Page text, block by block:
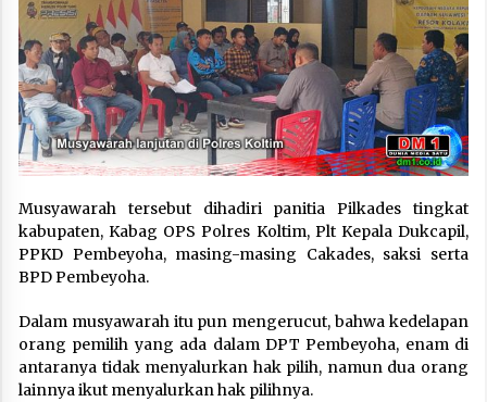
Musyawarah tersebut dihadiri panitia Pilkades tingkat
kabupaten, Kabag OPS Polres Koltim, Plt Kepala Dukcapil,
PPKD Pembeyoha, masing-masing Cakades, saksi serta
BPD Pembeyoha.
Dalam musyawarah itu pun mengerucut, bahwa kedelapan
orang pemilih yang ada dalam DPT Pembeyoha, enam di
antaranya tidak menyalurkan hak pilih, namun dua orang
lainnya ikut menyalurkan hak pilihnya.